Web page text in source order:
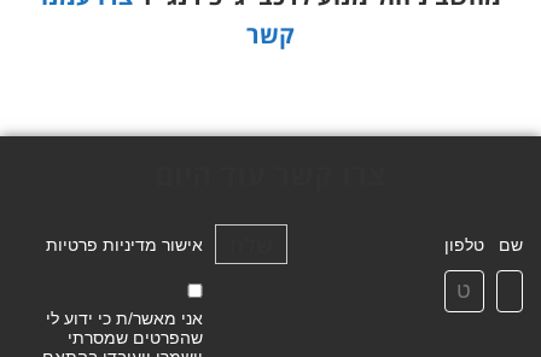
קשר
שם טלפון אישור מדיניות פרטיות
אני מאשר/ת כי ידוע לי
שהפרטים שמסרתי